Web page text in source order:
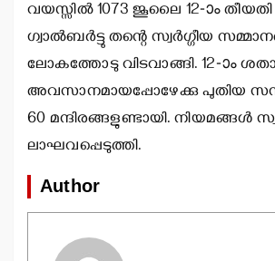
വയസ്സില്‍ 1073 ജൂലൈ 12-ാം
ഗ്വാല്‍ബര്‍ട്ടു തന്റെ സ്വര്‍ഗ്ഗീയ
ലോകത്തോടു വിടവാങ്ങി. 12-ാം
അവസാനമായപ്പോഴേക്കു പുതിയ
60 മന്ദിരങ്ങളുണ്ടായി. നിയമങ്ങള്‍
ലാഘവപ്പെടുത്തി.
Author